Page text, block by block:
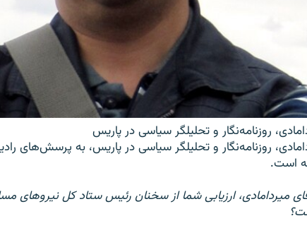
روزنامه‌نگار و تحلیلگر سیاسی در پاریس
روزنامه‌نگار و تحلیلگر سیاسی در پاریس، به پرسش‌های
است.
میردامادی، ارزیابی شما از سخنان رئیس ستاد کل نیروهای